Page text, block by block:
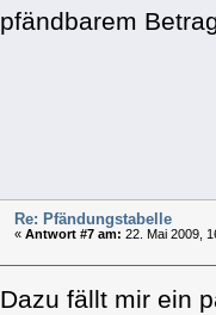
pfändbarem
Re: Pfändungstabelle
«Antwort #7 am: 22. Mai 2009,
Dazu fällt mir ein